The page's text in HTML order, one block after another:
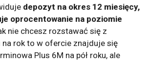
depozyt na okres 12 miesięcy,
oprocentowanie na poziomie
nie chcesz rozstawać się z
rok to w ofercie znajduje się
Plus 6M na pół roku, ale